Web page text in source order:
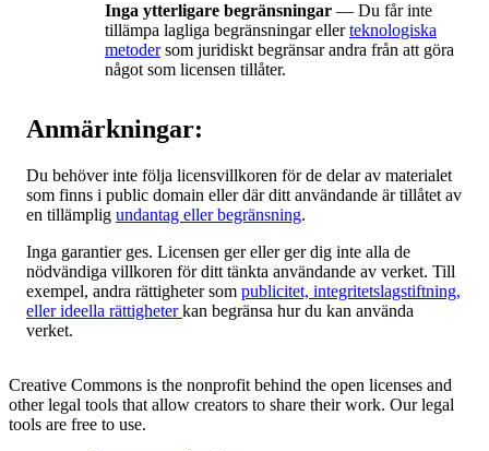
Inga ytterligare begränsningar — Du får inte
tillämpa lagliga begränsningar ellerteknologiska
metodersom juridiskt begränsar andra från att göra
något som licensen tillåter.
Anmärkningar:
Du behöver inte följa licensvillkoren för de delar av materialet
som finns i public domain eller där ditt användande är tillåtet av
en tillämplig undantag eller begränsning.
Inga garantier ges. Licensen ger eller ger dig inte alla de
nödvändiga villkoren för ditt tänkta användande av verket. Till
exempel, andra rättigheter som publicitet, integritetslagstiftning,
eller ideella rättigheterkan begränsa hur du kan använda
verket.
Creative Commons is the nonprofit behind the open licenses and
other legal tools that allow creators to share their work. Our legal
tools are free to use.